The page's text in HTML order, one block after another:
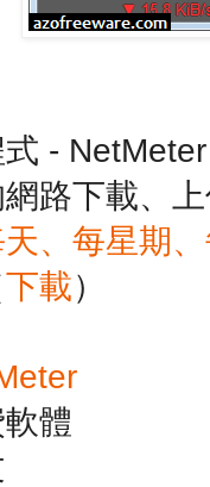
-
路下載、
、每星期
下載）
體